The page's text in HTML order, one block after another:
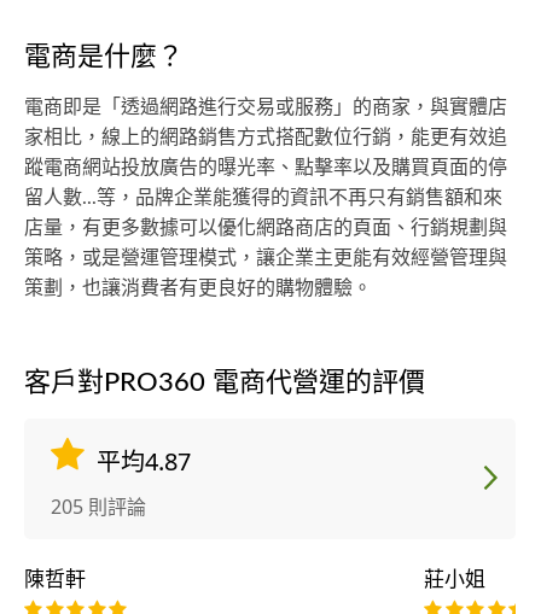
電商是什麼？
電商即是「透過網路進行交易或服務」的商家，與實體店
家相比，線上的網路銷售方式搭配數位行銷，能更有效追
蹤電商網站投放廣告的曝光率、點擊率以及購買頁面的停
留人數...等，品牌企業能獲得的資訊不再只有銷售額和來
店量，有更多數據可以優化網路商店的頁面、行銷規劃與
策略，或是營運管理模式，讓企業主更能有效經營管理與
策劃，也讓消費者有更良好的購物體驗。
客戶對PRO360 電商代營運的評價
平均4.87
205 則評論
陳哲軒 莊小姐